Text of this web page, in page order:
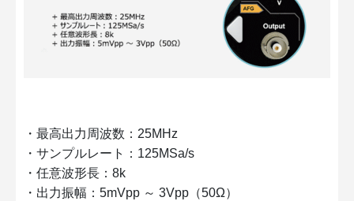
・最高出力周波数：25MHz
・サンプルレート：125MSa/s
・任意波形長：8k
・出力振幅：5mVpp ～ 3Vpp（50Ω）